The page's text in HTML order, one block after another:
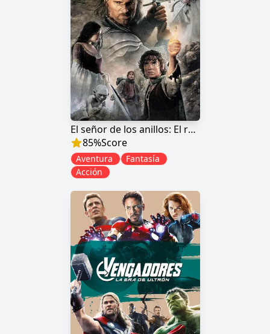
El señor de los anillos: El retorno del rey
85%Score
Aventura
Fantasía
Acción